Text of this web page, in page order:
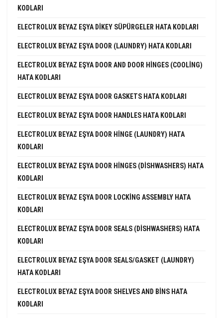
KODLARI
ELECTROLUX BEYAZ EŞYA DIKEY SÜPÜRGELER HATA KODLARI
ELECTROLUX BEYAZ EŞYA DOOR (LAUNDRY) HATA KODLARI
ELECTROLUX BEYAZ EŞYA DOOR AND DOOR HINGES (COOLING)
HATA KODLARI
ELECTROLUX BEYAZ EŞYA DOOR GASKETS HATA KODLARI
ELECTROLUX BEYAZ EŞYA DOOR HANDLES HATA KODLARI
ELECTROLUX BEYAZ EŞYA DOOR HINGE (LAUNDRY) HATA
KODLARI
ELECTROLUX BEYAZ EŞYA DOOR HINGES (DISHWASHERS) HATA
KODLARI
ELECTROLUX BEYAZ EŞYA DOOR LOCKING ASSEMBLY HATA
KODLARI
ELECTROLUX BEYAZ EŞYA DOOR SEALS (DISHWASHERS) HATA
KODLARI
ELECTROLUX BEYAZ EŞYA DOOR SEALS/GASKET (LAUNDRY)
HATA KODLARI
ELECTROLUX BEYAZ EŞYA DOOR SHELVES AND BINS HATA
KODLARI